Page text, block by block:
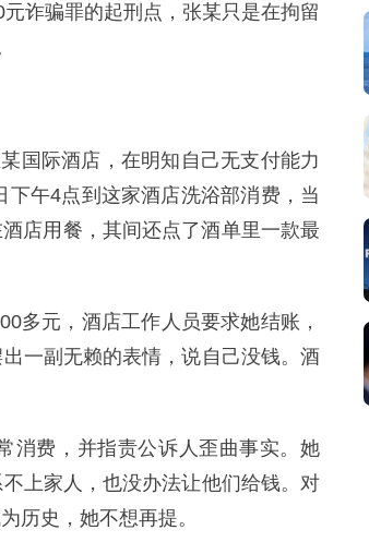
诈骗罪的起刑点，张某只是在拘留
国际酒店，在明知自己无支付能力
午4点到这家酒店洗浴部消费，当
店用餐，其间还点了酒单里一款最
多元，酒店工作人员要求她结账，
一副无赖的表情，说自己没钱。酒
消费，并指责公诉人歪曲事实。她
上家人，也没办法让他们给钱。对
历史，她不想再提。